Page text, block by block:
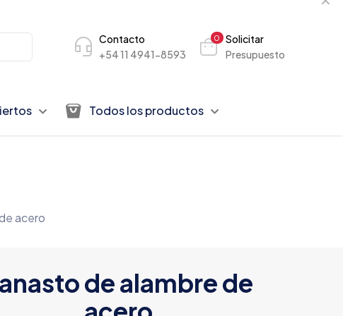
Contacto
+54 11 4941-8593
0
Solicitar
Presupuesto
Todos los productos
acero
de alambre de